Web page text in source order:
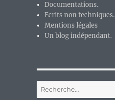
Documentations.
Ecrits non techniques.
Mentions légales
Un blog indépendant.
Recherche
pour :